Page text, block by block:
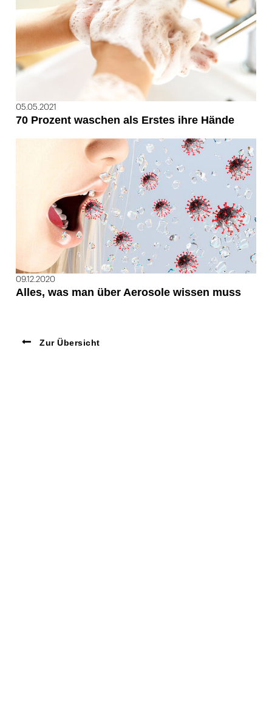
05.05.2021
70 Prozent waschen als Erstes ihre Hände
09.12.2020
Alles, was man über Aerosole wissen muss
Zur Übersicht